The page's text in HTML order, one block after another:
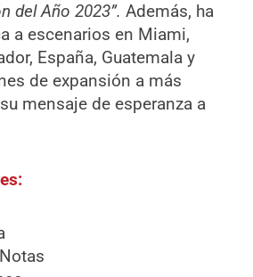
del Año 2023”. Además, ha
a escenarios en Miami,
España, Guatemala y
de expansión a más
mensaje de esperanza a